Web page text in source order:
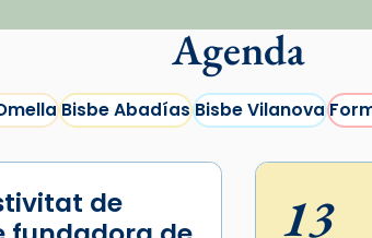
Agenda
Bisbe AbadíasBisbe Vilanova
de
13